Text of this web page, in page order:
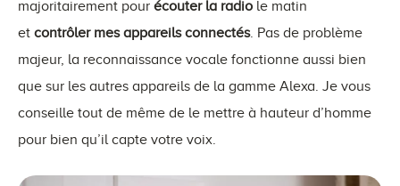
majoritairement pour écouter la radio le matin
et contrôler mes appareils connectés. Pas de problème
majeur, la reconnaissance vocale fonctionne aussi bien
que sur les autres appareils de la gamme Alexa. Je vous
conseille tout de même de le mettre à hauteur d’homme
pour bien qu’il capte votre voix.